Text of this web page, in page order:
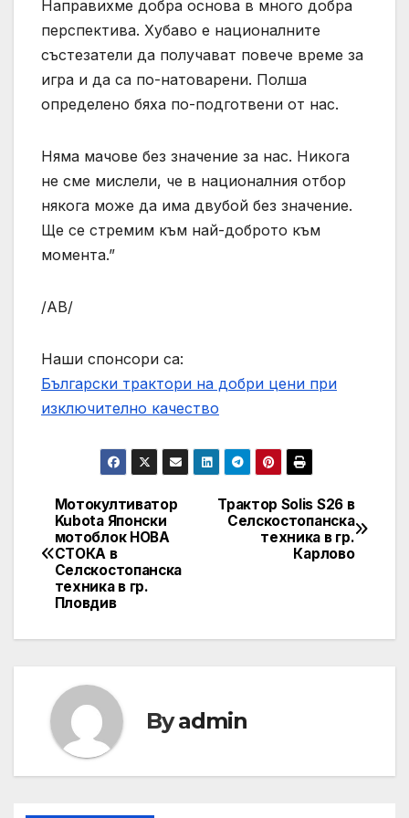
Направихме добра основа в много добра
перспектива. Хубаво е националните
състезатели да получават повече време за
игра и да са по-натоварени. Полша
определено бяха по-подготвени от нас.
Няма мачове без значение за нас. Никога
не сме мислели, че в националния отбор
някога може да има двубой без значение.
Ще се стремим към най-доброто към
момента.”
/АВ/
Наши спонсори са:
Български трактори на добри цени при
изключително качество
Post
navigation
Трактор Solis S26 в
Селскостопанска
техника в гр.
Карлово
Мотокултиватор
Kubota Японски
мотоблок НОВА
СТОКА в
Селскостопанска
техника в гр.
Пловдив
Byadmin